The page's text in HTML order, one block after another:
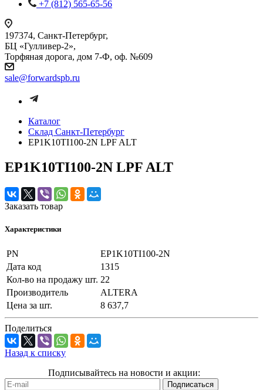
+7 (812) 565-65-56
197374, Санкт-Петербург,
БЦ «Гулливер-2»,
Торфяная дорога, дом 7-Ф, оф. №609
sale@forwardspb.ru
Каталог
Cклад Санкт-Петербург
EP1K10TI100-2N LPF ALT
EP1K10TI100-2N LPF ALT
Заказать товар
Характеристики
PN
EP1K10TI100-2N
Дата код
1315
Кол-во на продажу шт. 22
Производитель
ALTERA
Цена за шт.
8 637,7
Поделиться
Назад к списку
Подписывайтесь на новости и акции: